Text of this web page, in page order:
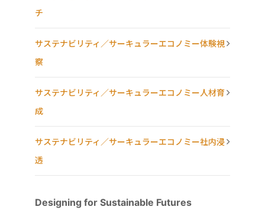
チ
サステナビリティ／サーキュラーエコノミー体験視
察
サステナビリティ／サーキュラーエコノミー人材育
成
サステナビリティ／サーキュラーエコノミー社内浸
透
Designing for Sustainable Futures